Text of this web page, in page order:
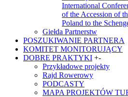
International
of the Accession of
Poland to the
Giełda Partnerstw
POSZUKIWANIE PARTNERA
KOMITET MONITORUJĄCY
DOBRE PRAKTYKI +-
Przykładowe projekty
Rajd Rowerowy
PODCASTY
MAPA PROJEKTÓW